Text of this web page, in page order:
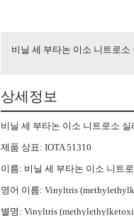
비닐 세 부타논 이소 니트로소
상세정보
비닐 세 부타논 이소 니트로소 실
제품 상표: IOTA 51310
이름: 비닐 세 부타논 이소 니트
영어 이름: Vinyltris
별명: Vinyltris